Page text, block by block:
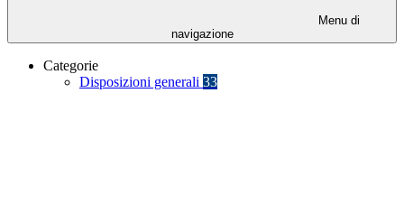
Menu di
navigazione
Categorie
Disposizioni generali 33